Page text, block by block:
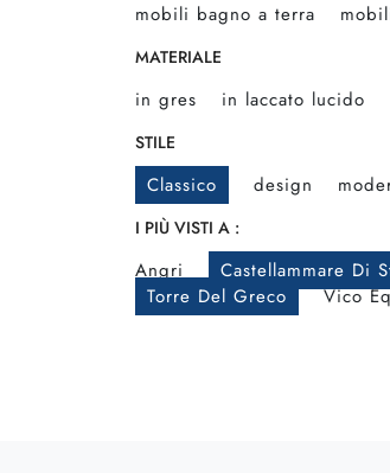
mobili bagno a terra
MATERIALE
in gres in laccato lucido
STILE
Classico design
I PIÙ VISTI A :
Angri Castellammare Di
Torre Del Greco
Vico